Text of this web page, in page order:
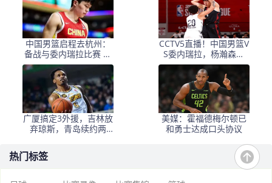
中国男篮启程去杭州：
备战与委内瑞拉比赛 周
琦缺席杨瀚森尚未归队
CCTV5直播！中国男篮V
S委内瑞拉，杨瀚森出
战，郭士强全面练兵
广厦搞定3外援，吉林放
弃琼斯，青岛续约两
美媒：霍福德梅尔顿已
和勇士达成口头协议
热门标签